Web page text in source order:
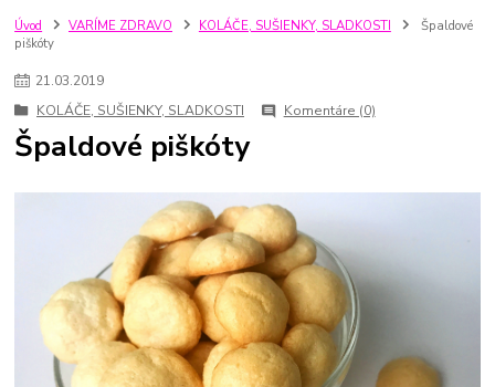
Úvod VARÍME ZDRAVO KOLÁČE, SUŠIENKY, SLADKOSTI
Špaldové
piškóty
21.03.2019
KOLÁČE, SUŠIENKY, SLADKOSTI
Komentáre (0)
Špaldové piškóty